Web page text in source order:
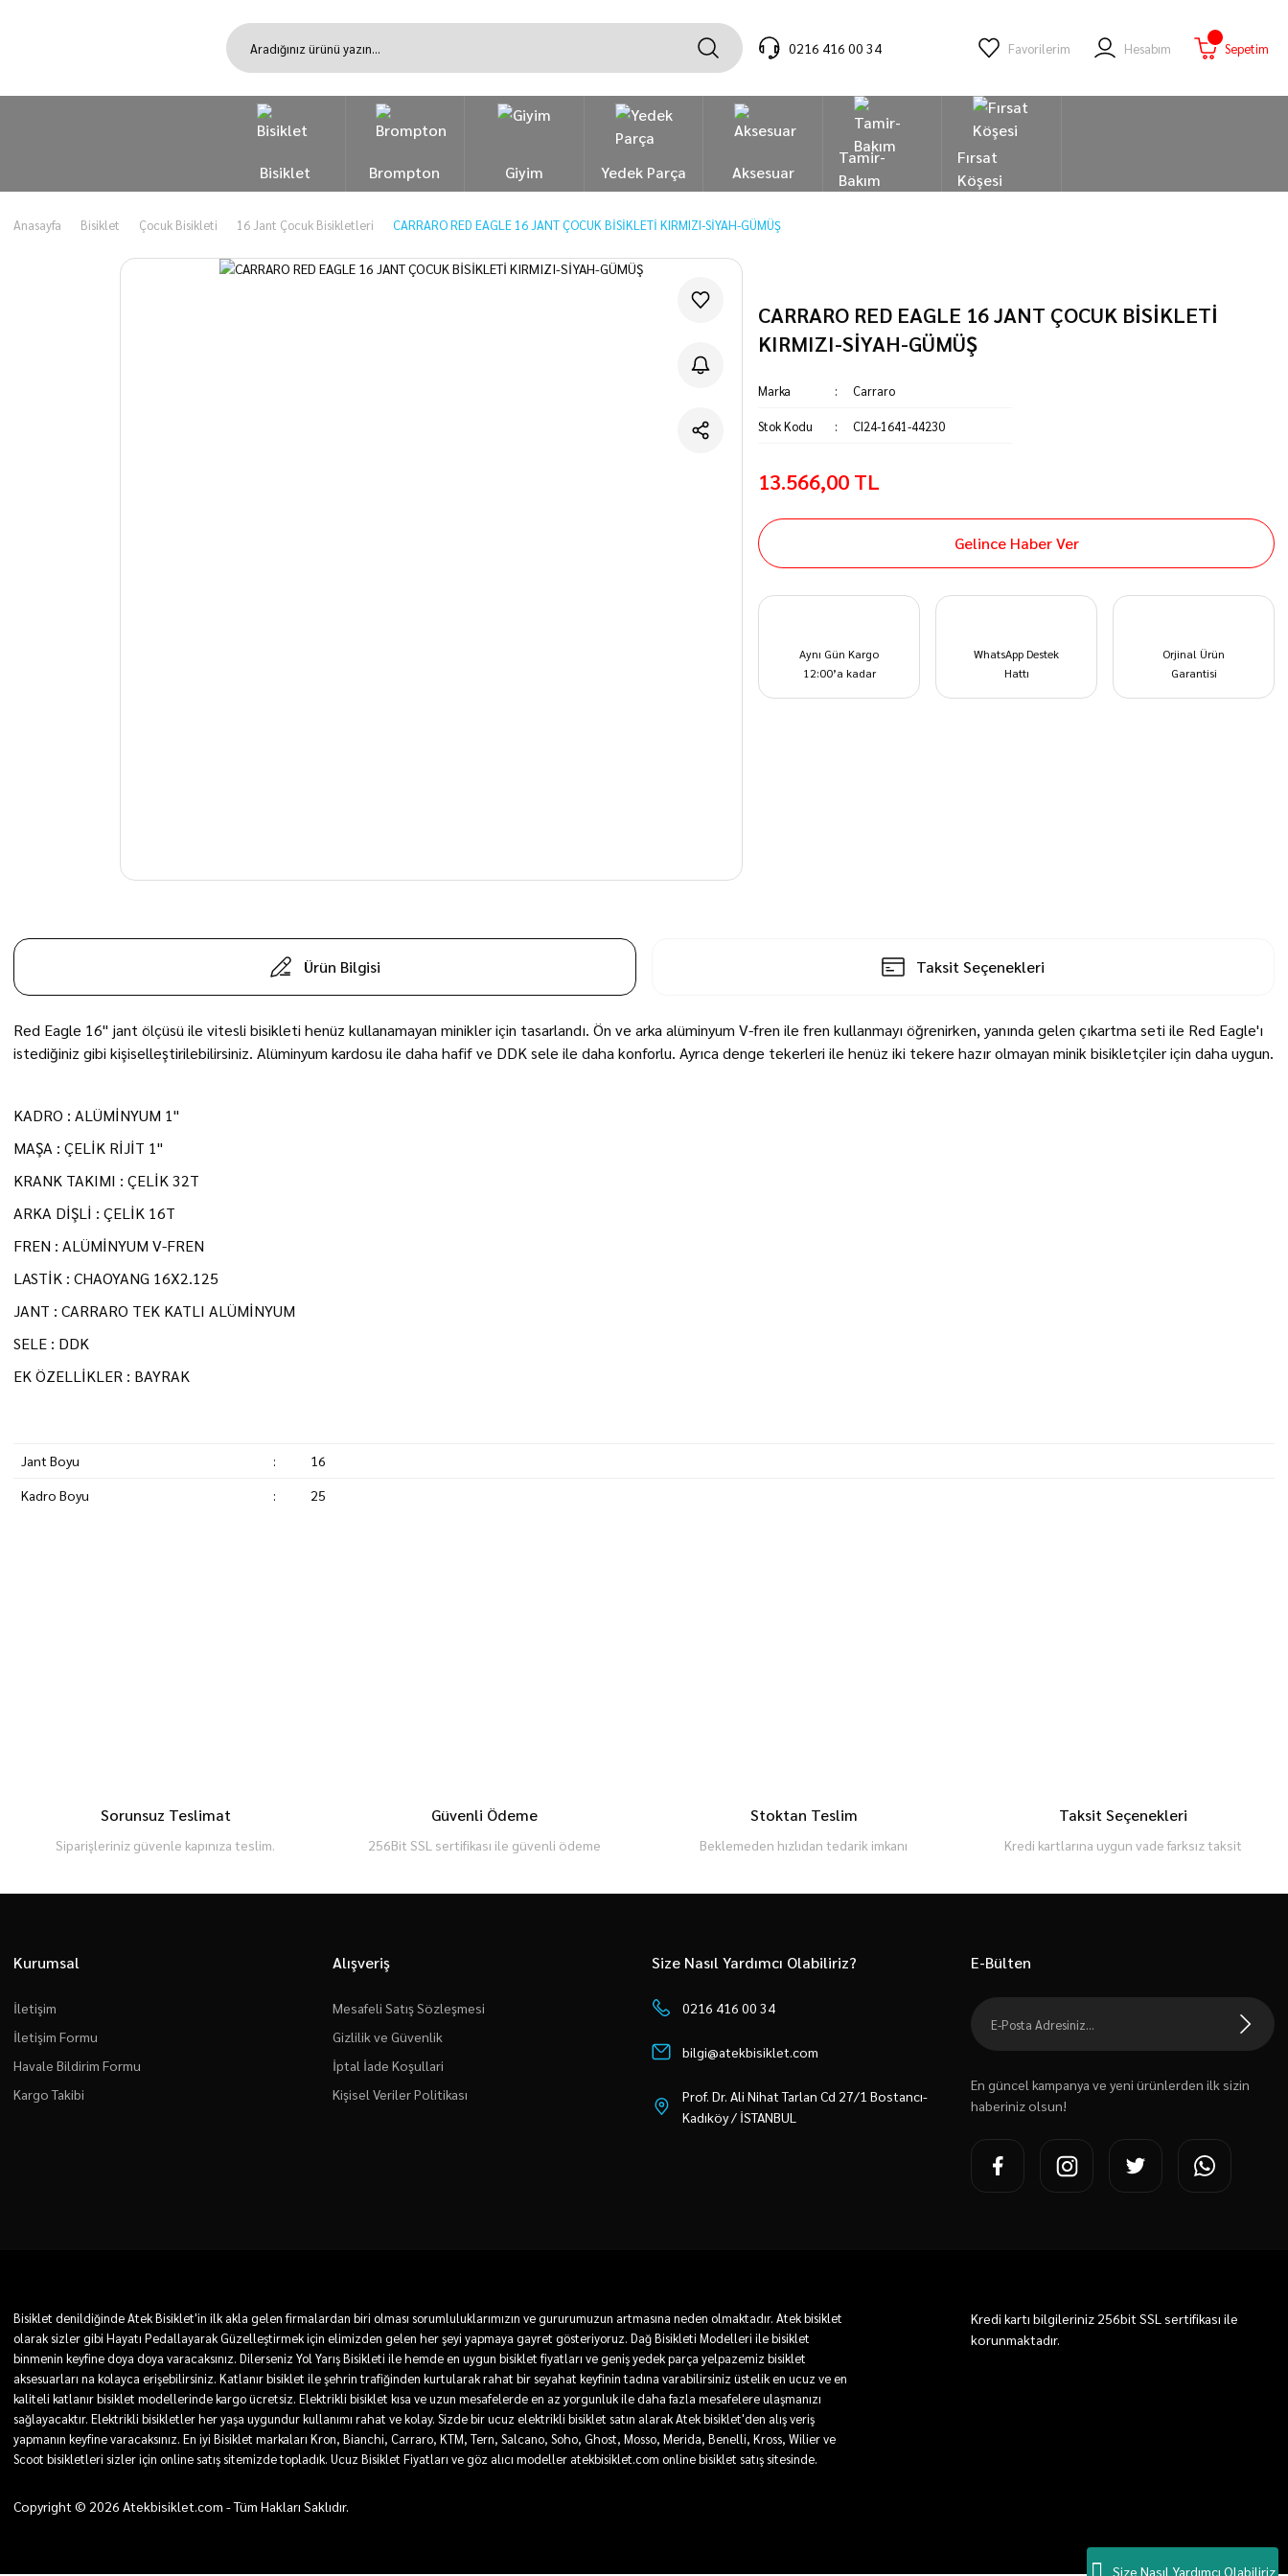
Size Nasıl Yardımcı Olabiliriz
0216 416 00 34 Favorilerim Hesabım Sepetim
Bisiklet Brompton Giyim Yedek Parça Aksesuar
Tamir-
Bakım
Fırsat
Köşesi
Anasayfa Bisiklet Çocuk Bisikleti 16 Jant Çocuk Bisikletleri CARRARO RED EAGLE 16 JANT ÇOCUK BİSİKLETİ KIRMIZI-SİYAH-GÜMÜŞ
CARRARO RED EAGLE 16 JANT ÇOCUK BİSİKLETİ
KIRMIZI-SİYAH-GÜMÜŞ
Marka Carraro
Stok Kodu CI24-1641-44230
13.566,00 TL
Gelince Haber Ver
Aynı Gün Kargo
12:00’a kadar
WhatsApp Destek
Hattı
Orjinal Ürün
Garantisi
Ürün Bilgisi Taksit Seçenekleri
Red Eagle 16" jant ölçüsü ile vitesli bisikleti henüz kullanamayan minikler için tasarlandı. Ön ve arka alüminyum V-fren ile fren kullanmayı öğrenirken, yanında gelen çıkartma seti ile Red Eagle'ı
istediğiniz gibi kişiselleştirilebilirsiniz. Alüminyum kardosu ile daha hafif ve DDK sele ile daha konforlu. Ayrıca denge tekerleri ile henüz iki tekere hazır olmayan minik bisikletçiler için daha uygun.
KADRO : ALÜMİNYUM 1"
MAŞA : ÇELİK RİJİT 1"
KRANK TAKIMI : ÇELİK 32T
ARKA DİŞLİ : ÇELİK 16T
FREN : ALÜMİNYUM V-FREN
LASTİK : CHAOYANG 16X2.125
JANT : CARRARO TEK KATLI ALÜMİNYUM
SELE : DDK
EK ÖZELLİKLER : BAYRAK
Jant Boyu :
16
Kadro Boyu
: 25
Sorunsuz Teslimat
Siparişleriniz güvenle kapınıza teslim.
Güvenli Ödeme
256Bit SSL sertifikası ile güvenli ödeme
Stoktan Teslim
Beklemeden hızlıdan tedarik imkanı
Taksit Seçenekleri
Kredi kartlarına uygun vade farksız taksit
Kurumsal
İletişim
İletişim Formu
Havale Bildirim Formu
Kargo Takibi
Alışveriş
Mesafeli Satış Sözleşmesi
Gizlilik ve Güvenlik
İptal İade Koşullari
Kişisel Veriler Politikası
Size Nasıl Yardımcı Olabiliriz?
0216 416 00 34
bilgi@atekbisiklet.com
Prof. Dr. Ali Nihat Tarlan Cd 27/1 Bostancı-
Kadıköy / İSTANBUL
E-Bülten
En güncel kampanya ve yeni ürünlerden ilk sizin
haberiniz olsun!
Bisiklet denildiğinde Atek Bisiklet'in ilk akla gelen firmalardan biri olması sorumluluklarımızın ve gururumuzun artmasına neden olmaktadır. Atek bisiklet
olarak sizler gibi Hayatı Pedallayarak Güzelleştirmek için elimizden gelen her şeyi yapmaya gayret gösteriyoruz. Dağ Bisikleti Modelleri ile bisiklet
binmenin keyfine doya doya varacaksınız. Dilerseniz Yol Yarış Bisikleti ile hemde en uygun bisiklet fiyatları ve geniş yedek parça yelpazemiz bisiklet
aksesuarları na kolayca erişebilirsiniz. Katlanır bisiklet ile şehrin trafiğinden kurtularak rahat bir seyahat keyfinin tadına varabilirsiniz üstelik en ucuz ve en
kaliteli katlanır bisiklet modellerinde kargo ücretsiz. Elektrikli bisiklet kısa ve uzun mesafelerde en az yorgunluk ile daha fazla mesafelere ulaşmanızı
sağlayacaktır. Elektrikli bisikletler her yaşa uygundur kullanımı rahat ve kolay. Sizde bir ucuz elektrikli bisiklet satın alarak Atek bisiklet'den alış veriş
yapmanın keyfine varacaksınız. En iyi Bisiklet markaları Kron, Bianchi, Carraro, KTM, Tern, Salcano, Soho, Ghost, Mosso, Merida, Benelli, Kross, Wilier ve
Scoot bisikletleri sizler için online satış sitemizde topladık. Ucuz Bisiklet Fiyatları ve göz alıcı modeller atekbisiklet.com online bisiklet satış sitesinde.
Kredi kartı bilgileriniz 256bit SSL sertifikası ile
korunmaktadır.
Copyright © 2026 Atekbisiklet.com - Tüm Hakları Saklıdır.